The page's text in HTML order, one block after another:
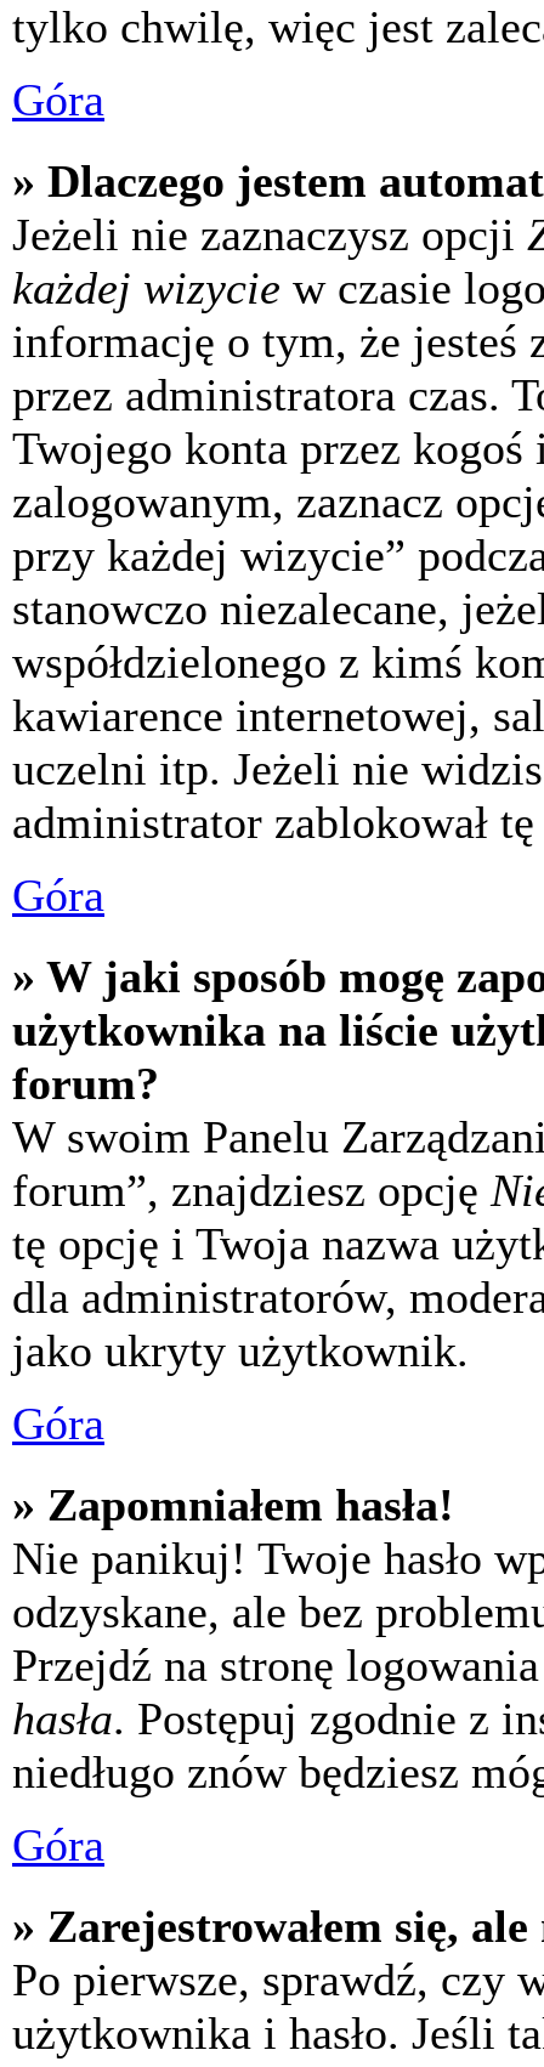
tylko chwilę, więc jest
Góra
» Dlaczego jestem
Jeżeli nie zaznaczysz opcji
każdej wizycie w czasie
informację o tym, że jesteś
przez administratora czas.
Twojego konta przez kogoś
zalogowanym, zaznacz
przy każdej wizycie”
stanowczo niezalecane,
współdzielonego z kimś
kawiarence internetowej,
uczelni itp. Jeżeli nie
administrator zablokował
Góra
» W jaki sposób mogę
użytkownika na liście
forum?
W swoim Panelu
forum”, znajdziesz opcję
tę opcję i Twoja nazwa
dla administratorów,
jako ukryty użytkownik.
Góra
» Zapomniałem hasła!
Nie panikuj! Twoje hasło
odzyskane, ale bez
Przejdź na stronę
hasła. Postępuj zgodnie z
niedługo znów będziesz
Góra
» Zarejestrowałem się,
Po pierwsze, sprawdź, czy
użytkownika i hasło. Jeśli